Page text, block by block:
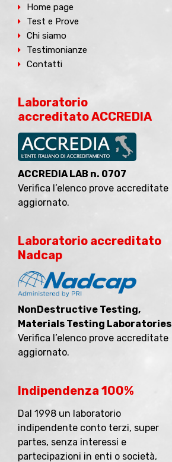
Home page
Test e Prove
Chi siamo
Testimonianze
Contatti
Laboratorio
accreditato ACCREDIA
ACCREDIA LAB n. 0707
Verifica l’elenco prove accreditate
aggiornato.
Laboratorio accreditato
Nadcap
NonDestructive Testing,
Materials Testing Laboratories
Verifica l’elenco prove accreditate
aggiornato.
Indipendenza 100%
Dal 1998 un laboratorio
indipendente conto terzi, super
partes, senza interessi e
partecipazioni in enti o società,